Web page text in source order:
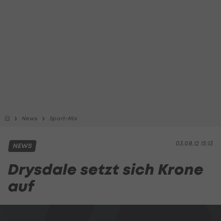
News Sport-Mix
03.08.12 15:13
NEWS
Drysdale setzt sich Krone
auf